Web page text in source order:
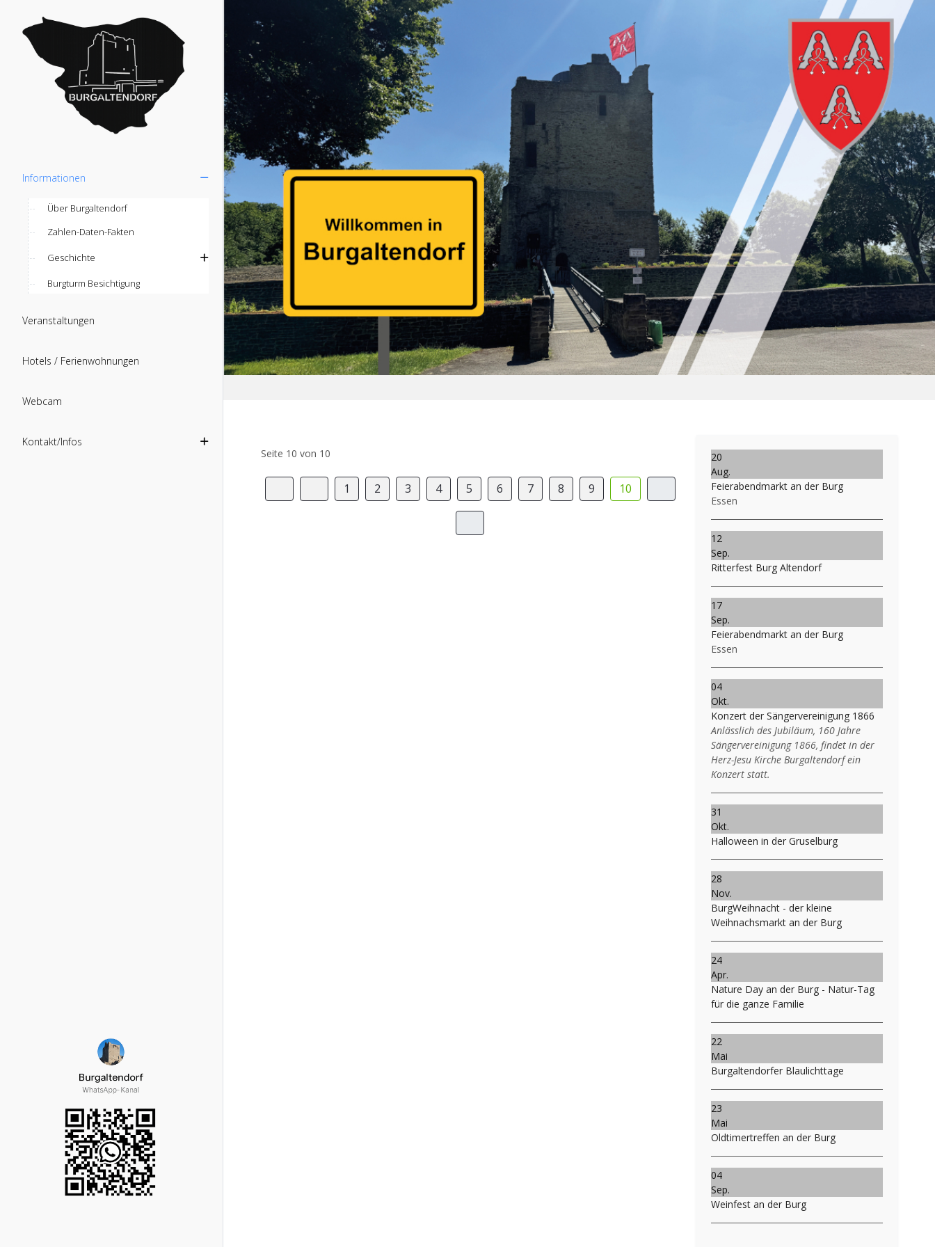
Informationen
Über Burgaltendorf
Zahlen-Daten-Fakten
Geschichte
Burgturm Besichtigung
Veranstaltungen
Hotels / Ferienwohnungen
Webcam
Kontakt/Infos
Seite 10 von 10
1 2 3 4 5 6 7 8 9 10
20
Aug.
Feierabendmarkt an der Burg
Essen
12
Sep.
Ritterfest Burg Altendorf
17
Sep.
Feierabendmarkt an der Burg
Essen
04
Okt.
Konzert der Sängervereinigung 1866
Anlässlich des Jubiläum, 160 Jahre
Sängervereinigung 1866, findet in der
Herz-Jesu Kirche Burgaltendorf ein
Konzert statt.
31
Okt.
Halloween in der Gruselburg
28
Nov.
BurgWeihnacht - der kleine
Weihnachsmarkt an der Burg
24
Apr.
Nature Day an der Burg - Natur-Tag
für die ganze Familie
22
Mai
Burgaltendorfer Blaulichttage
23
Mai
Oldtimertreffen an der Burg
04
Sep.
Weinfest an der Burg